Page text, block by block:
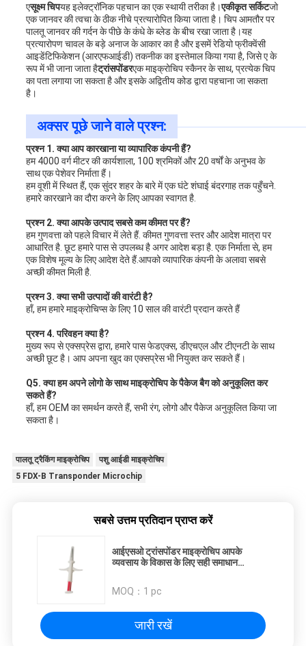
एसूक्ष्म चिपयह इलेक्ट्रॉनिक पहचान का एक स्थायी तरीका है।एकीकृत सर्किटजो
एक जानवर की त्वचा के ठीक नीचे प्रत्यारोपित किया जाता है। चिप आमतौर पर
पालतू जानवर की गर्दन के पीछे के कंधे के ब्लेड के बीच रखा जाता है।यह
प्रत्यारोपण चावल के बड़े अनाज के आकार का है और इसमें रेडियो फ्रीक्वेंसी
आइडेंटिफिकेशन (आरएफआईडी) तकनीक का इस्तेमाल किया गया है, जिसे ए के
रूप में भी जाना जाता हैट्रांसपोंडरएक माइक्रोचिप स्कैनर के साथ, प्रत्येक चिप
का पता लगाया जा सकता है और इसके अद्वितीय कोड द्वारा पहचाना जा सकता
है।
अक्सर पूछे जाने वाले प्रश्न:
प्रश्न 1. क्या आप कारखाना या व्यापारिक कंपनी हैं?
हम 4000 वर्ग मीटर की कार्यशाला, 100 श्रमिकों और 20 वर्षों के अनुभव के
साथ एक पेशेवर निर्माता हैं।
हम वूशी में स्थित हैं, एक सुंदर शहर के बारे में एक घंटे शंघाई बंदरगाह तक पहुँचने.
हमारे कारखाने का दौरा करने के लिए आपका स्वागत है.
प्रश्न 2. क्या आपके उत्पाद सबसे कम कीमत पर हैं?
हम गुणवत्ता को पहले विचार में लेते हैं. कीमत गुणवत्ता स्तर और आदेश मात्रा पर
आधारित है. छूट हमारे पास से उपलब्ध है अगर आदेश बड़ा है. एक निर्माता से, हम
एक विशेष मूल्य के लिए आदेश देते हैं.आपको व्यापारिक कंपनी के अलावा सबसे
अच्छी कीमत मिली है.
प्रश्न 3. क्या सभी उत्पादों की वारंटी है?
हाँ, हम हमारे माइक्रोचिप्स के लिए 10 साल की वारंटी प्रदान करते हैं
प्रश्न 4. परिवहन क्या है?
मुख्य रूप से एक्सप्रेस द्वारा, हमारे पास फेडएक्स, डीएचएल और टीएनटी के साथ
अच्छी छूट है। आप अपना खुद का एक्सप्रेस भी नियुक्त कर सकते हैं।
Q5. क्या हम अपने लोगो के साथ माइक्रोचिप के पैकेज बैग को अनुकूलित कर
सकते हैं?
हाँ, हम OEM का समर्थन करते हैं, सभी रंग, लोगो और पैकेज अनुकूलित किया जा
सकता है।
पालतू ट्रैकिंग माइक्रोचिप
पशु आईडी माइक्रोचिप
5 FDX-B Transponder Microchip
सबसे उत्तम प्रतिदान प्राप्त करें
आईएसओ ट्रांसपोंडर माइक्रोचिप आपके
व्यवसाय के विकास के लिए सही समाधान
MOQ： 1 pc
जारी रखें